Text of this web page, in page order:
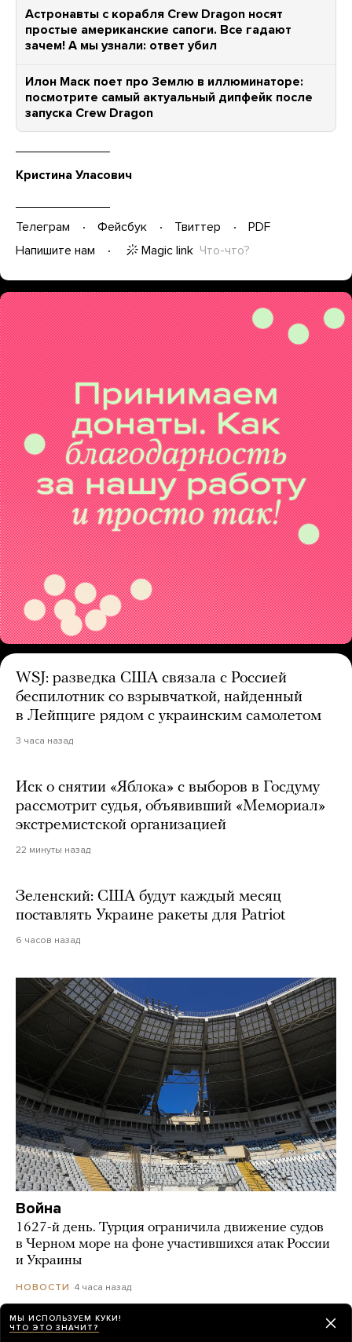
Астронавты с корабля Crew Dragon носят
простые американские сапоги. Все гадают
зачем! А мы узнали: ответ убил
Илон Маск поет про Землю в иллюминаторе:
посмотрите самый актуальный дипфейк после
запуска Crew Dragon
Кристина Уласович
Телеграм Фейсбук Твиттер
PDF
Напишите нам
Magic link Что-что?
WSJ: разведка США связала с Россией
беспилотник со взрывчаткой, найденный
в Лейпциге рядом с украинским самолетом
3 часа назад
Иск о снятии «Яблока» с выборов в Госдуму
рассмотрит судья, объявивший «Мемориал»
экстремистской организацией
22 минуты назад
Зеленский: США будут каждый месяц
поставлять Украине ракеты для Patriot
6 часов назад
Война
1627-й день. Турция ограничила движение судов
в Черном море на фоне участившихся атак России
и Украины
НОВОСТИ 4 часа назад
В Болгарию залетел и взорвался украинский
МЫ ИСПОЛЬЗУЕМ КУКИ!
ЧТО ЭТО ЗНАЧИТ?